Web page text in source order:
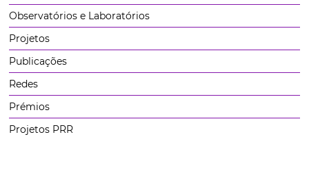
Observatórios e Laboratórios
Projetos
Publicações
Redes
Prémios
Projetos PRR